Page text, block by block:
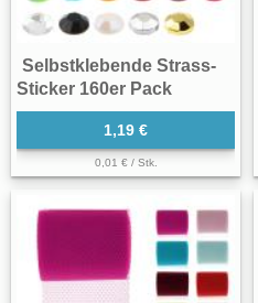
Selbstklebende Strass-
Sticker 160er Pack
1,19 €
0,01 € / Stk.